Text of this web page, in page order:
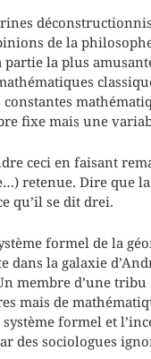
de la
la plus
fixe mais une
ceci en faisant
retenue. Dire que
qu’il se dit drei.
formel de la
la galaxie
membre d’une
mais de
formel et
des sociologues